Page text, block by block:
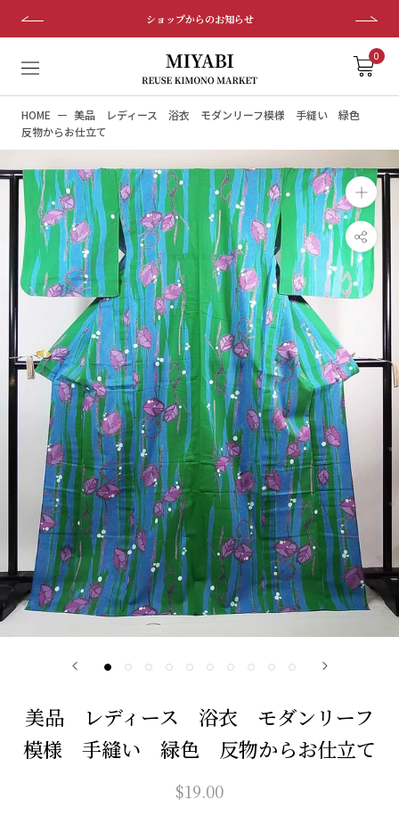
し
テ
動
す
る
ショップからのお知らせ
0
HOME
美品 レディース 浴衣 モダンリーフ模様 手縫い 緑色
反物からお仕立て
美品 レディース 浴衣 モダンリーフ
模様 手縫い 緑色 反物からお仕立て
$19.00